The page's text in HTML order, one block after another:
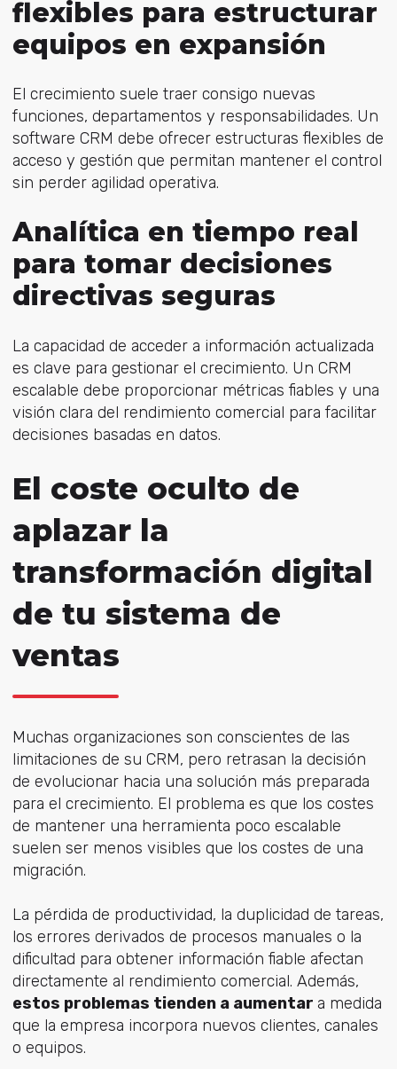
flexibles para estructurar
equipos en expansión
El crecimiento suele traer consigo nuevas
funciones, departamentos y responsabilidades. Un
software CRM debe ofrecer estructuras flexibles de
acceso y gestión que permitan mantener el control
sin perder agilidad operativa.
Analítica en tiempo real
para tomar decisiones
directivas seguras
La capacidad de acceder a información actualizada
es clave para gestionar el crecimiento. Un CRM
escalable debe proporcionar métricas fiables y una
visión clara del rendimiento comercial para facilitar
decisiones basadas en datos.
El coste oculto de
aplazar la
transformación digital
de tu sistema de
ventas
Muchas organizaciones son conscientes de las
limitaciones de su CRM, pero retrasan la decisión
de evolucionar hacia una solución más preparada
para el crecimiento. El problema es que los costes
de mantener una herramienta poco escalable
suelen ser menos visibles que los costes de una
migración.
La pérdida de productividad, la duplicidad de tareas,
los errores derivados de procesos manuales o la
dificultad para obtener información fiable afectan
directamente al rendimiento comercial. Además,
estos problemas tienden a aumentar a medida
que la empresa incorpora nuevos clientes, canales
o equipos.